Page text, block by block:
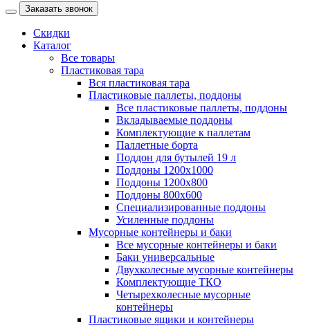
Заказать звонок
Скидки
Каталог
Все товары
Пластиковая тара
Вся пластиковая тара
Пластиковые паллеты, поддоны
Все пластиковые паллеты, поддоны
Вкладываемые поддоны
Комплектующие к паллетам
Паллетные борта
Поддон для бутылей 19 л
Поддоны 1200х1000
Поддоны 1200х800
Поддоны 800х600
Специализированные поддоны
Усиленные поддоны
Мусорные контейнеры и баки
Все мусорные контейнеры и баки
Баки универсальные
Двухколесные мусорные контейнеры
Комплектующие ТКО
Четырехколесные мусорные
контейнеры
Пластиковые ящики и контейнеры